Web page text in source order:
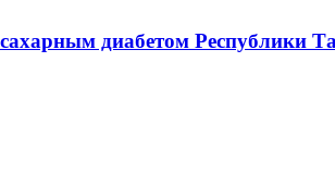
диабетом Республики